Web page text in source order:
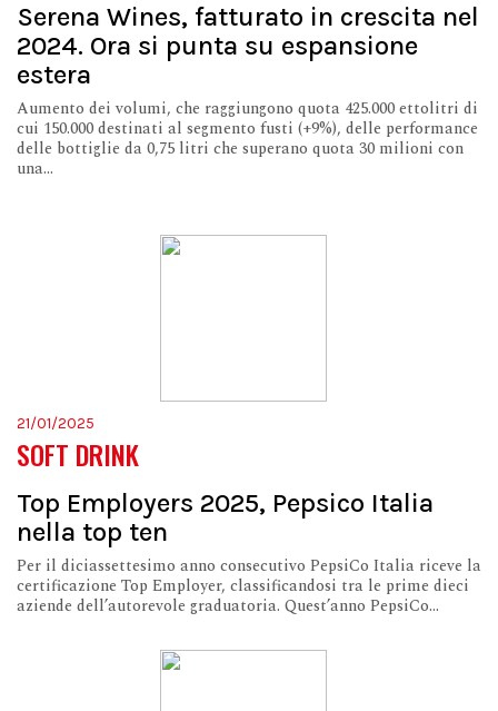
Serena Wines, fatturato in crescita nel
2024. Ora si punta su espansione
estera
Aumento dei volumi, che raggiungono quota 425.000 ettolitri di
cui 150.000 destinati al segmento fusti (+9%), delle performance
delle bottiglie da 0,75 litri che superano quota 30 milioni con
una...
21/01/2025
SOFT DRINK
Top Employers 2025, Pepsico Italia
nella top ten
Per il diciassettesimo anno consecutivo PepsiCo Italia riceve la
certificazione Top Employer, classificandosi tra le prime dieci
aziende dell’autorevole graduatoria. Quest’anno PepsiCo...